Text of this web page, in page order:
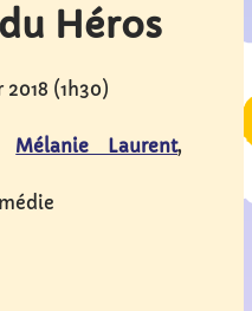
Héros
2018 (1h30)
Mélanie Laurent,